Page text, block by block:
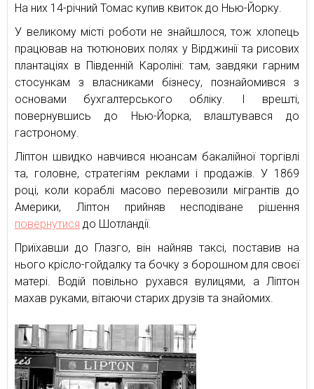
На них 14-річний Томас купив квиток до Нью-Йорку.
У великому місті роботи не знайшлося, тож хлопець
працював на тютюнових полях у Вірджинії та рисових
плантаціях в Південній Кароліні: там, завдяки гарним
стосункам з власниками бізнесу, познайомився з
основами бухгалтерського обліку. І врешті,
повернувшись до Нью-Йорка, влаштувався до
гастроному.
Ліптон швидко навчився нюансам бакалійної торгівлі
та, головне, стратегіям реклами і продажів. У 1869
році, коли кораблі масово перевозили мігрантів до
Америки, Ліптон прийняв несподіване рішення
повернутися до Шотландії.
Приїхавши до Глазго, він найняв таксі, поставив на
нього крісло-гойдалку та бочку з борошном для своєї
матері. Водій повільно рухався вулицями, а Ліптон
махав руками, вітаючи старих друзів та знайомих.